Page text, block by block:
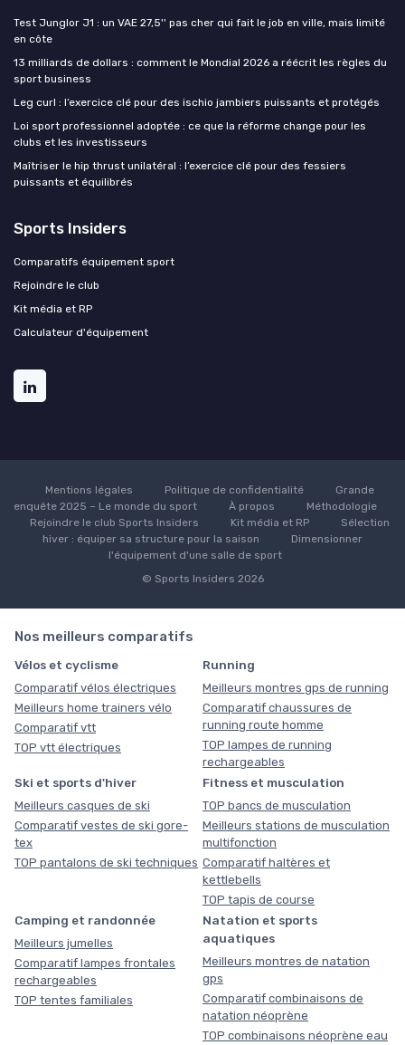
Test Junglor J1 : un VAE 27,5'' pas cher qui fait le job en ville, mais limité
en côte
13 milliards de dollars : comment le Mondial 2026 a réécrit les règles du
sport business
Leg curl : l’exercice clé pour des ischio jambiers puissants et protégés
Loi sport professionnel adoptée : ce que la réforme change pour les
clubs et les investisseurs
Maîtriser le hip thrust unilatéral : l’exercice clé pour des fessiers
puissants et équilibrés
Sports Insiders
Comparatifs équipement sport
Rejoindre le club
Kit média et RP
Calculateur d'équipement
Mentions légales Politique de confidentialité
Grande
enquête 2025 – Le monde du sport
À propos
Méthodologie
Rejoindre le club Sports Insiders
Kit média et RP
Sélection
hiver : équiper sa structure pour la saison
Dimensionner
l'équipement d'une salle de sport
© Sports Insiders 2026
Nos meilleurs comparatifs
Vélos et cyclisme
Comparatif vélos électriques
Meilleurs home trainers vélo
Comparatif vtt
TOP vtt électriques
Running
Meilleurs montres gps de running
Comparatif chaussures de
running route homme
TOP lampes de running
rechargeables
Ski et sports d'hiver
Meilleurs casques de ski
Comparatif vestes de ski gore-
tex
TOP pantalons de ski techniques
Fitness et musculation
TOP bancs de musculation
Meilleurs stations de musculation
multifonction
Comparatif haltères et
kettlebells
TOP tapis de course
Camping et randonnée
Meilleurs jumelles
Comparatif lampes frontales
rechargeables
TOP tentes familiales
Natation et sports
aquatiques
Meilleurs montres de natation
gps
Comparatif combinaisons de
natation néoprène
TOP combinaisons néoprène eau